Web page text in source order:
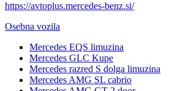
https://avtoplus.mercedes-benz.si/
Osebna vozila
Mercedes EQS limuzina
Mercedes GLC Kupe
Mercedes razred S dolga limuzina
Mercedes AMG SL cabrio